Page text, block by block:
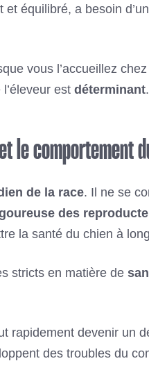
équilibré, a besoin
vous l’accueillez
est déterminant.
le comportement
de la race. Il ne se
des
la santé du chien à
stricts en matière de
rapidement devenir un
des troubles du